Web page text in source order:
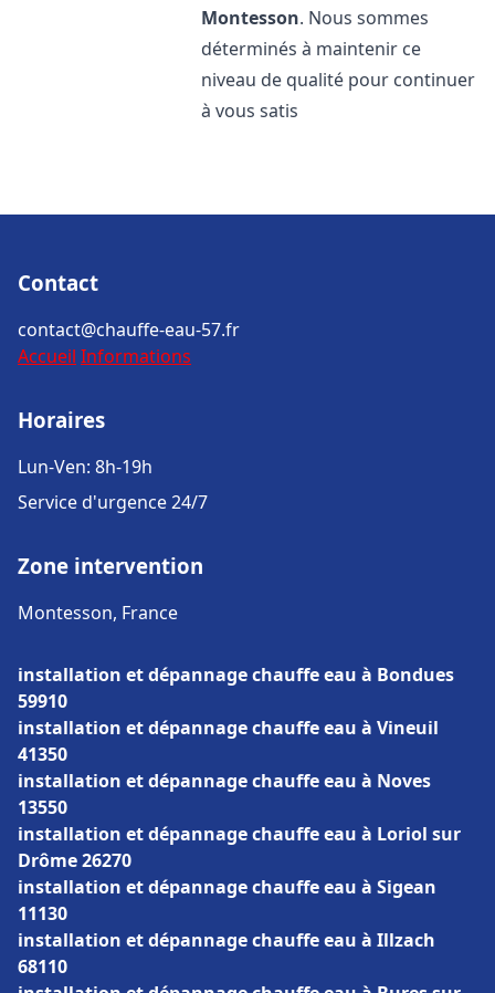
Montesson. Nous sommes
déterminés à maintenir ce
niveau de qualité pour continuer
à vous satis
Contact
contact@chauffe-eau-57.fr
Accueil Informations
Horaires
Lun-Ven: 8h-19h
Service d'urgence 24/7
Zone intervention
Montesson, France
installation et dépannage chauffe eau à Bondues
59910
installation et dépannage chauffe eau à Vineuil
41350
installation et dépannage chauffe eau à Noves
13550
installation et dépannage chauffe eau à Loriol sur
Drôme 26270
installation et dépannage chauffe eau à Sigean
11130
installation et dépannage chauffe eau à Illzach
68110